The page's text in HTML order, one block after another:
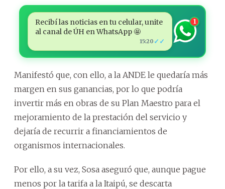
Recibí las noticias en tu celular, unite
al canal de ÚH en WhatsApp 🤩
15:20 ✓✓
1
Manifestó que, con ello, a la ANDE le quedaría más
margen en sus ganancias, por lo que podría
invertir más en obras de su Plan Maestro para el
mejoramiento de la prestación del servicio y
dejaría de recurrir a financiamientos de
organismos internacionales.
Por ello, a su vez, Sosa aseguró que, aunque pague
menos por la tarifa a la Itaipú, se descarta